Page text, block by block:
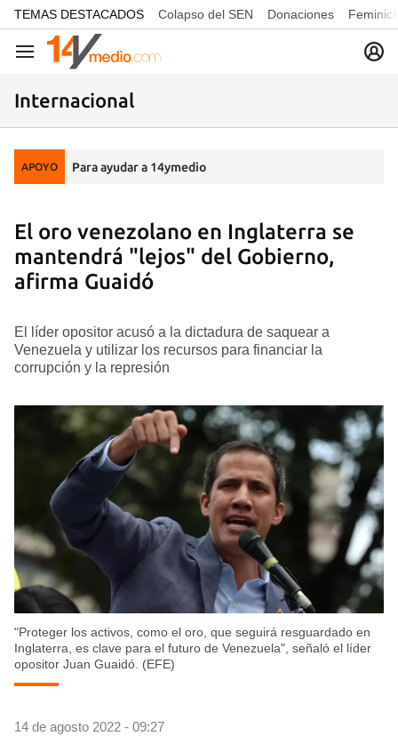
common.go-to-content
TEMAS DESTACADOS Colapso del SEN Donaciones
Navegación
Internacional
APOYO Para ayudar a 14ymedio
El oro venezolano en Inglaterra se
mantendrá "lejos" del Gobierno,
afirma Guaidó
El líder opositor acusó a la dictadura de saquear a
Venezuela y utilizar los recursos para financiar la
corrupción y la represión
"Proteger los activos, como el oro, que seguirá resguardado en
Inglaterra, es clave para el futuro de Venezuela", señaló el líder
opositor Juan Guaidó. (EFE)
14 de agosto 2022 - 09:27